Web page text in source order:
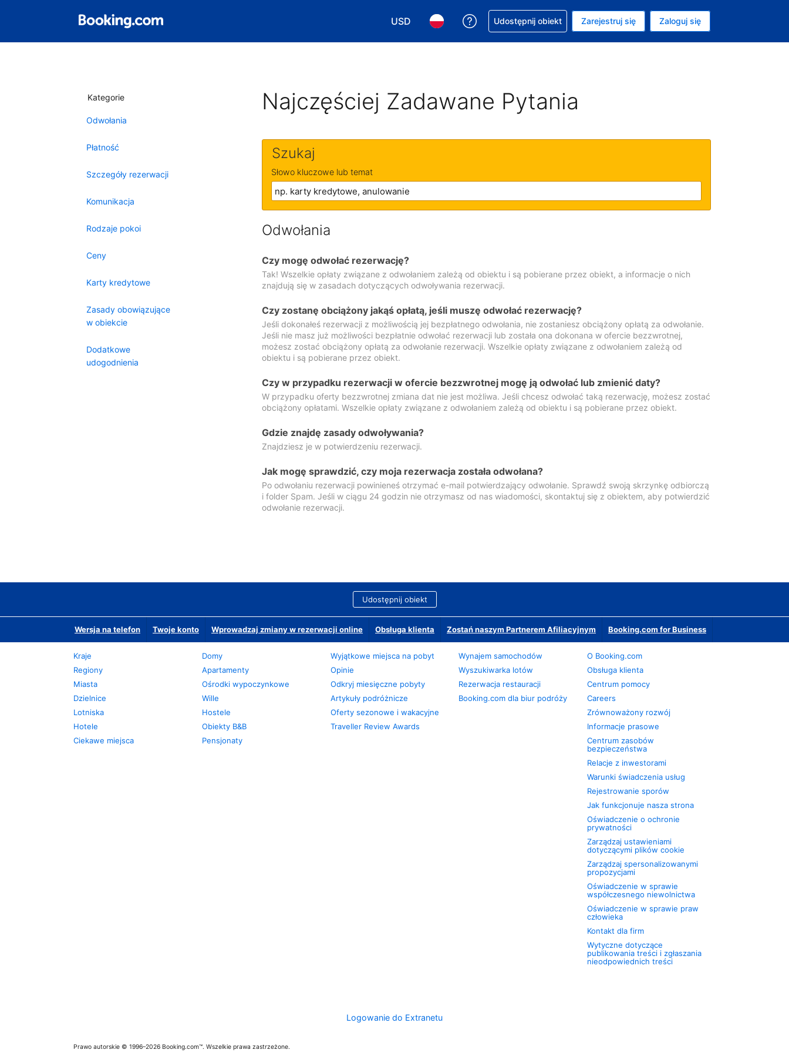
USD
Wybierz walutę. Wybrana waluta to Dolar amerykański
Wybierz język. Wybrany język to Polski
Uzyskaj pomoc w sprawie rezerwacji
Udostępnij obiekt Zarejestruj się Zaloguj się
Kategorie
Odwołania
Płatność
Szczegóły rezerwacji
Komunikacja
Rodzaje pokoi
Ceny
Karty kredytowe
Zasady obowiązujące
w obiekcie
Dodatkowe
udogodnienia
Najczęściej Zadawane Pytania
Szukaj
Słowo kluczowe lub temat
Odwołania
Czy mogę odwołać rezerwację?
Tak! Wszelkie opłaty związane z odwołaniem zależą od obiektu i są pobierane przez obiekt, a informacje o nich
znajdują się w zasadach dotyczących odwoływania rezerwacji.
Czy zostanę obciążony jakąś opłatą, jeśli muszę odwołać rezerwację?
Jeśli dokonałeś rezerwacji z możliwością jej bezpłatnego odwołania, nie zostaniesz obciążony opłatą za odwołanie.
Jeśli nie masz już możliwości bezpłatnie odwołać rezerwacji lub została ona dokonana w ofercie bezzwrotnej,
możesz zostać obciążony opłatą za odwołanie rezerwacji. Wszelkie opłaty związane z odwołaniem zależą od
obiektu i są pobierane przez obiekt.
Czy w przypadku rezerwacji w ofercie bezzwrotnej mogę ją odwołać lub zmienić daty?
W przypadku oferty bezzwrotnej zmiana dat nie jest możliwa. Jeśli chcesz odwołać taką rezerwację, możesz zostać
obciążony opłatami. Wszelkie opłaty związane z odwołaniem zależą od obiektu i są pobierane przez obiekt.
Gdzie znajdę zasady odwoływania?
Znajdziesz je w potwierdzeniu rezerwacji.
Jak mogę sprawdzić, czy moja rezerwacja została odwołana?
Po odwołaniu rezerwacji powinieneś otrzymać e-mail potwierdzający odwołanie. Sprawdź swoją skrzynkę odbiorczą
i folder Spam. Jeśli w ciągu 24 godzin nie otrzymasz od nas wiadomości, skontaktuj się z obiektem, aby potwierdzić
odwołanie rezerwacji.
Udostępnij obiekt
Wersja na telefon Twoje konto Wprowadzaj zmiany w rezerwacji online Obsługa klienta Zostań naszym Partnerem Afiliacyjnym Booking.com for Business
Kraje
Regiony
Miasta
Dzielnice
Lotniska
Hotele
Ciekawe miejsca
Domy
Apartamenty
Ośrodki wypoczynkowe
Wille
Hostele
Obiekty B&B
Pensjonaty
Wyjątkowe miejsca na pobyt
Opinie
Odkryj miesięczne pobyty
Artykuły podróżnicze
Oferty sezonowe i wakacyjne
Traveller Review Awards
Wynajem samochodów
Wyszukiwarka lotów
Rezerwacja restauracji
Booking.com dla biur podróży
O Booking.com
Obsługa klienta
Centrum pomocy
Careers
Zrównoważony rozwój
Informacje prasowe
Centrum zasobów
bezpieczeństwa
Relacje z inwestorami
Warunki świadczenia usług
Rejestrowanie sporów
Jak funkcjonuje nasza strona
Oświadczenie o ochronie
prywatności
Zarządzaj ustawieniami
dotyczącymi plików cookie
Zarządzaj spersonalizowanymi
propozycjami
Oświadczenie w sprawie
współczesnego niewolnictwa
Oświadczenie w sprawie praw
człowieka
Kontakt dla firm
Wytyczne dotyczące
publikowania treści i zgłaszania
nieodpowiednich treści
Logowanie do Extranetu
Prawo autorskie © 1996–2026 Booking.com™. Wszelkie prawa zastrzeżone.